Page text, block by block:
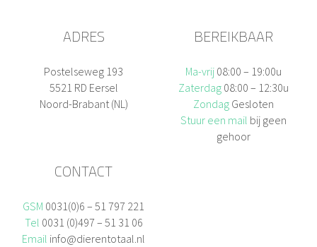
ADRES
Postelseweg 193
5521 RD Eersel
Noord-Brabant (NL)
BEREIKBAAR
Ma-vrij 08:00 – 19:00u
Zaterdag 08:00 – 12:30u
Zondag Gesloten
Stuur een mail bij geen
gehoor
CONTACT
GSM 0031(0)6 – 51 797 221
Tel 0031 (0)497 – 51 31 06
Email info@dierentotaal.nl